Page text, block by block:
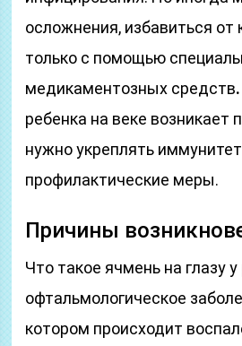
осложнения, избавиться
только с помощью
медикаментозных средств.
ребенка на веке возникает
нужно укреплять
профилактические меры.
Причины
Что такое ячмень на глазу
офтальмологическое
котором происходит